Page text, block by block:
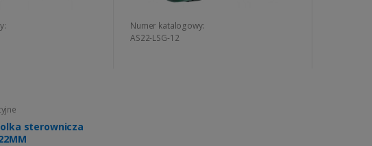
Numer katalogowy:
AS22-LSG-12
sterownicza